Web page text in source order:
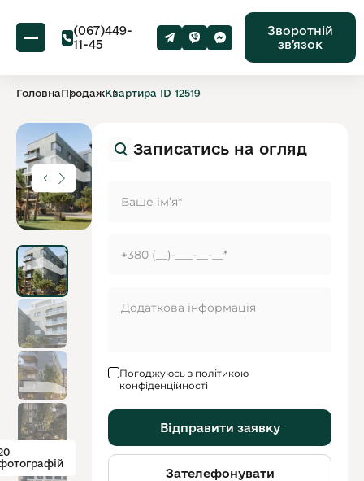
(067)449-
11-45
Зворотній
звʼязок
ГоловнаПродажКвартира ID 12519
Записатись на огляд
Погоджуюсь з політикою
конфіденційності
Відправити заявку
Зателефонувати